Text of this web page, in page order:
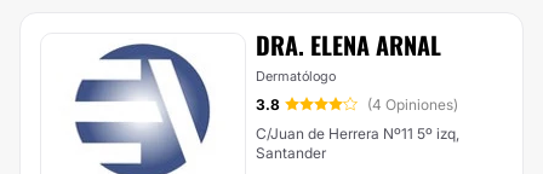
DRA. ELENA ARNAL
Dermatólogo
3.8
(4 Opiniones)
C/Juan de Herrera Nº11 5º izq,
Santander